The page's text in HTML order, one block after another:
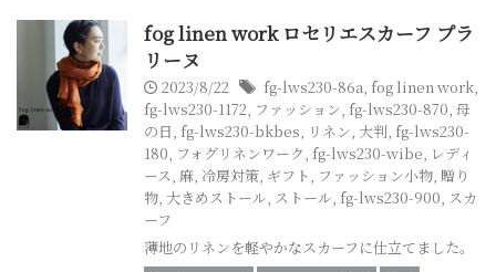
fog linen work ロセリエスカーフ プラ
リーヌ
2023/8/22 fg-lws230-86a, fog linen work,
fg-lws230-1172, ファッション, fg-lws230-870, 母
の日, fg-lws230-bkbes, リネン, 大判, fg-lws230-
180, フォグリネンワーク, fg-lws230-wibe, レディ
ース, 麻, 冷房対策, ギフト, ファッション小物, 贈り
物, 大きめストール, ストール, fg-lws230-900, スカ
ーフ
薄地のリネンを軽やかなスカーフに仕立てました。